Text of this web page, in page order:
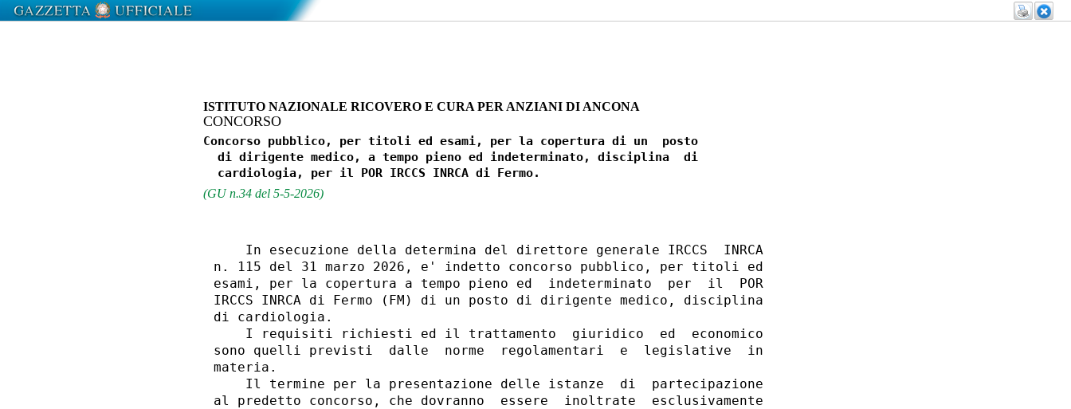
ISTITUTO NAZIONALE RICOVERO E CURA PER ANZIANI DI ANCONA
CONCORSO
Concorso pubblico, per titoli ed esami, per la copertura di un  posto
  di dirigente medico, a tempo pieno ed indeterminato, disciplina  di
(GU n.34 del 5-5-2026)
    In esecuzione della determina del direttore generale IRCCS  INRCA
n. 115 del 31 marzo 2026, e' indetto concorso pubblico, per titoli ed
esami, per la copertura a tempo pieno ed  indeterminato  per  il  POR
IRCCS INRCA di Fermo (FM) di un posto di dirigente medico, disciplina
di cardiologia.
    I requisiti richiesti ed il trattamento  giuridico  ed  economico
sono quelli previsti  dalle  norme  regolamentari  e  legislative  in
materia.
    Il termine per la presentazione delle istanze  di  partecipazione
al predetto concorso, che dovranno  essere  inoltrate  esclusivamente